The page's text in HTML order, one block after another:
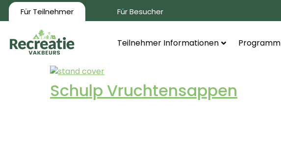
Für Teilnehmer Für Besucher
Teilnehmer Informationen Programm
Schulp Vruchtensappen